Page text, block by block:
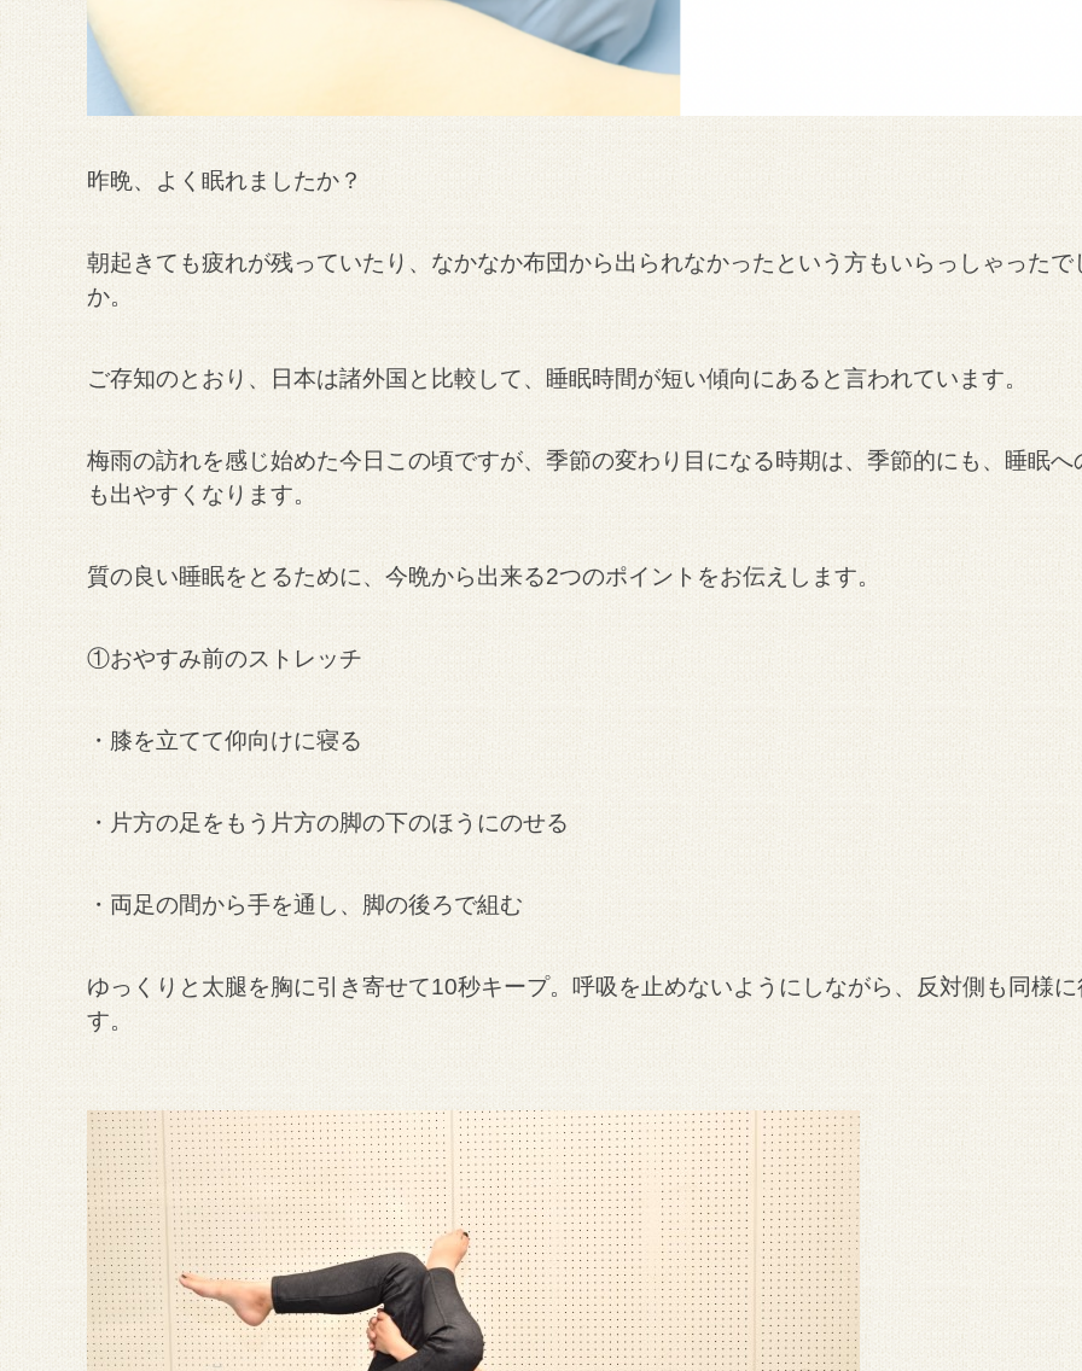
昨晩、よく眠れましたか？
朝起きても疲れが残っていたり、なかなか布団から出られなかったという方もいらっしゃったで
か。
ご存知のとおり、日本は諸外国と比較して、睡眠時間が短い傾向にあると言われています。
梅雨の訪れを感じ始めた今日この頃ですが、季節の変わり目になる時期は、季節的にも、睡眠へ
も出やすくなります。
質の良い睡眠をとるために、今晩から出来る2つのポイントをお伝えします。
①おやすみ前のストレッチ
・膝を立てて仰向けに寝る
・片方の足をもう片方の脚の下のほうにのせる
・両足の間から手を通し、脚の後ろで組む
ゆっくりと太腿を胸に引き寄せて10秒キープ。呼吸を止めないようにしながら、反対側も同様
す。